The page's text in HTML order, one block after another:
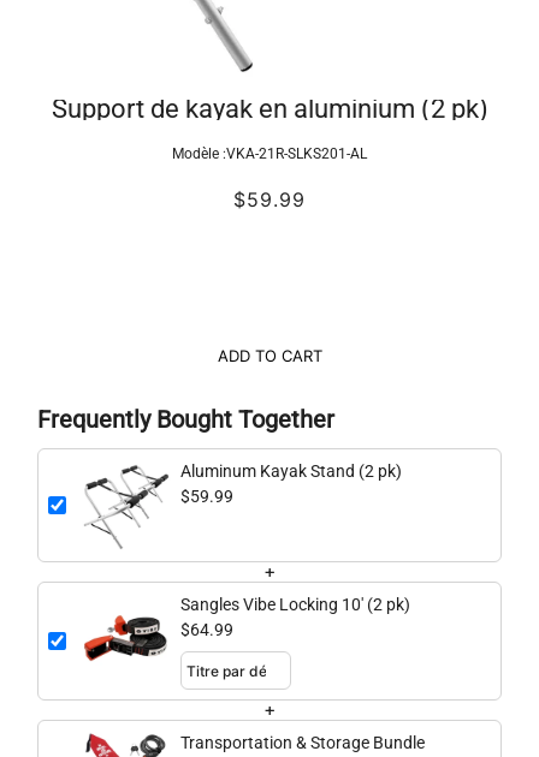
Support de kayak en aluminium (2 pk)
Modèle :VKA-21R-SLKS201-AL
$59.99
ADD TO CART
Frequently Bought Together
Aluminum Kayak Stand (2 pk)
$59.99
+
Sangles Vibe Locking 10' (2 pk)
$64.99
+
Transportation & Storage Bundle